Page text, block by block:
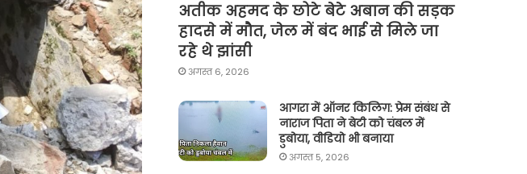
अतीक अहमद के छोटे बेटे अबान की सड़क
हादसे में मौत, जेल में बंद भाई से मिले जा
रहे थे झांसी
अगस्त 6, 2026
आगरा में ऑनर किलिग़: प्रेम संबंध से
नाराज पिता ने बेटी को चंबल में
डुबोया, वीडियो भी बनाया
अगस्त 5, 2026